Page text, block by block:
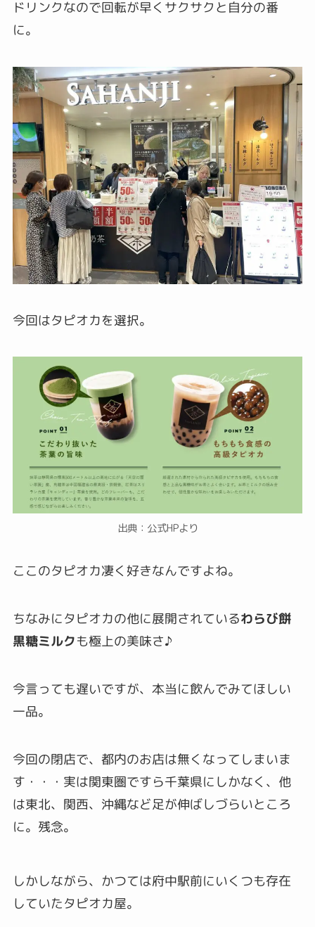
ドリンクなので回転が早くサクサクと自分の番
に。
今回はタピオカを選択。
出典：公式HPより
ここのタピオカ凄く好きなんですよね。
ちなみにタピオカの他に展開されているわらび餅
黒糖ミルクも極上の美味さ♪
今言っても遅いですが、本当に飲んでみてほしい
一品。
今回の閉店で、都内のお店は無くなってしまいま
す・・・実は関東圏ですら千葉県にしかなく、他
は東北、関西、沖縄など足が伸ばしづらいところ
に。残念。
しかしながら、かつては府中駅前にいくつも存在
していたタピオカ屋。